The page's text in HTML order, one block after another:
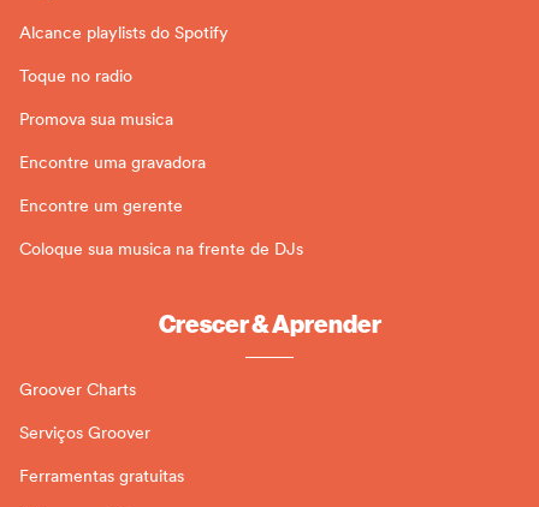
Alcance playlists do Spotify
Toque no radio
Promova sua musica
Encontre uma gravadora
Encontre um gerente
Coloque sua musica na frente de DJs
Crescer & Aprender
Groover Charts
Serviços Groover
Ferramentas gratuitas